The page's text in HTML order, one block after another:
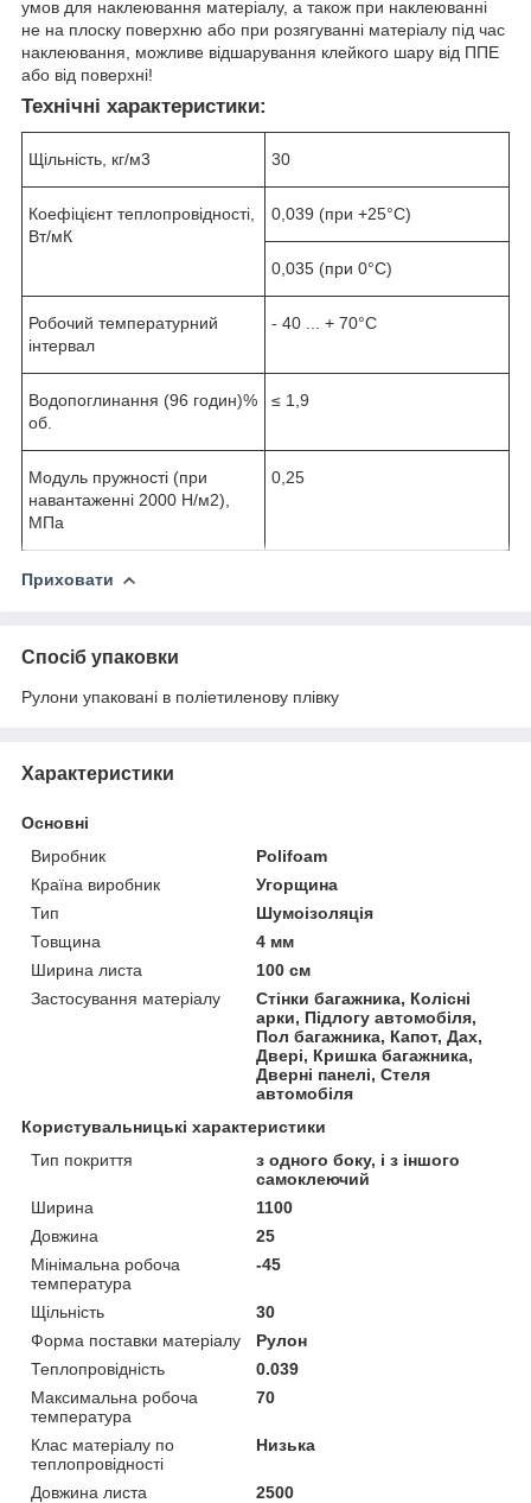
умов для наклеювання матеріалу, а також при наклеюванні
не на плоску поверхню або при розягуванні матеріалу під час
наклеювання, можливе відшарування клейкого шару від ППЕ
або від поверхні!
Технічні характеристики:
Щільність, кг/м3 30
Коефіцієнт теплопровідності,
Вт/мК
0,039 (при +25°С)
0,035 (при 0°С)
Робочий температурний
інтервал
- 40 ... + 70°C
Водопоглинання (96 годин)%
об.
≤ 1,9
Модуль пружності (при
навантаженні 2000 Н/м2),
МПа
0,25
Приховати
Спосіб упаковки
Рулони упаковані в поліетиленову плівку
Характеристики
Основні
Виробник
Polifoam
Країна виробник
Угорщина
Тип
Шумоізоляція
Товщина
4 мм
Ширина листа
100 см
Застосування матеріалу
Стінки багажника, Колісні
арки, Підлогу автомобіля,
Пол багажника, Капот, Дах,
Двері, Кришка багажника,
Дверні панелі, Стеля
автомобіля
Користувальницькі характеристики
Тип покриття
з одного боку, і з іншого
самоклеючий
Ширина
1100
Довжина
25
Мінімальна робоча
температура
-45
Щільність
30
Форма поставки матеріалу
Рулон
Теплопровідність
0.039
Максимальна робоча
температура
70
Клас матеріалу по
теплопровідності
Низька
Довжина листа
2500